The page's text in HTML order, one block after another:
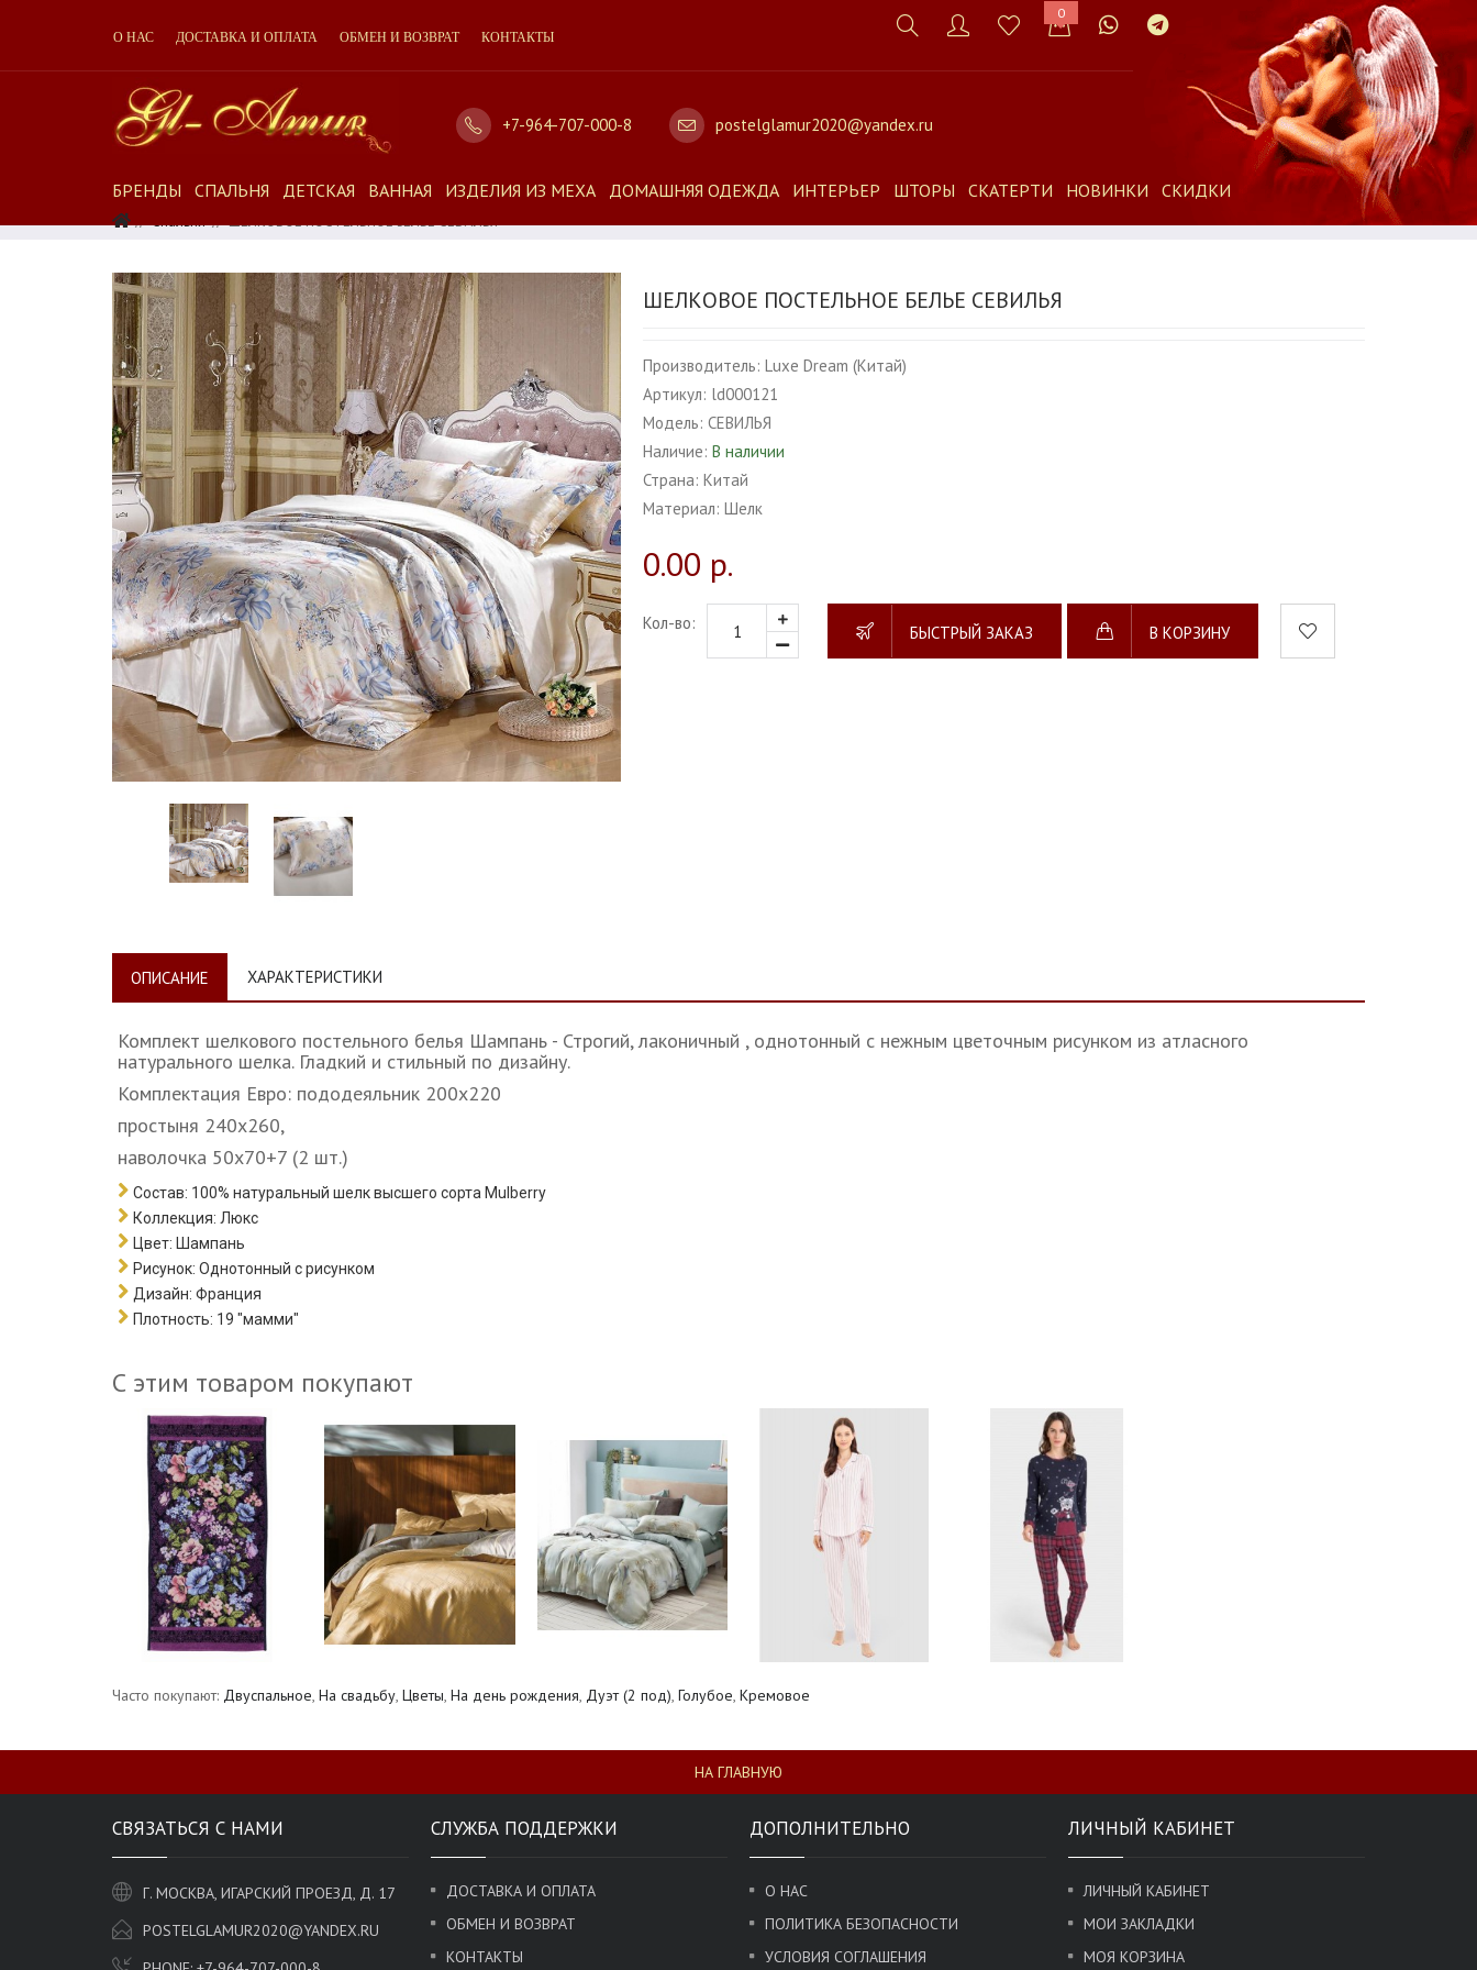
0
О НАС ДОСТАВКА И ОПЛАТА ОБМЕН И ВОЗВРАТ КОНТАКТЫ
+7-964-707-000-8 postelglamur2020@yandex.ru
БРЕНДЫ СПАЛЬНЯ ДЕТСКАЯ ВАННАЯ ИЗДЕЛИЯ ИЗ МЕХА ДОМАШНЯЯ ОДЕЖДА ИНТЕРЬЕР ШТОРЫ СКАТЕРТИ НОВИНКИ СКИДКИ
Спальня ШЕЛКОВОЕ ПОСТЕЛЬНОЕ БЕЛЬЕ СЕВИЛЬЯ
ШЕЛКОВОЕ ПОСТЕЛЬНОЕ БЕЛЬЕ СЕВИЛЬЯ
Производитель: Luxe Dream (Китай)
Артикул: ld000121
Модель: СЕВИЛЬЯ
Наличие: В наличии
Страна: Китай
Материал: Шелк
0.00 р.
Кол-во: БЫСТРЫЙ ЗАКАЗ В КОРЗИНУ
ОПИСАНИЕ ХАРАКТЕРИСТИКИ
Комплект шелкового постельного белья Шампань - Строгий, лаконичный , однотонный с нежным цветочным рисунком из атласного
натурального шелка. Гладкий и стильный по дизайну.
Комплектация Евро: пододеяльник 200х220
простыня 240х260,
наволочка 50х70+7 (2 шт.)
Состав: 100% натуральный шелк высшего сорта Mulberry
Коллекция: Люкс
Цвет: Шампань
Рисунок: Однотонный с рисунком
Дизайн: Франция
Плотность: 19 "мамми"
С этим товаром покупают
Часто покупают: Двуспальное, На свадьбу, Цветы, На день рождения, Дуэт (2 под), Голубое, Кремовое
НА ГЛАВНУЮ
СВЯЗАТЬСЯ С НАМИ
Г. МОСКВА, ИГАРСКИЙ ПРОЕЗД, Д. 17
POSTELGLAMUR2020@YANDEX.RU
СЛУЖБА ПОДДЕРЖКИ
ДОСТАВКА И ОПЛАТА
ОБМЕН И ВОЗВРАТ
КОНТАКТЫ
ДОПОЛНИТЕЛЬНО
О НАС
ПОЛИТИКА БЕЗОПАСНОСТИ
УСЛОВИЯ СОГЛАШЕНИЯ
ЛИЧНЫЙ КАБИНЕТ
ЛИЧНЫЙ КАБИНЕТ
МОИ ЗАКЛАДКИ
МОЯ КОРЗИНА